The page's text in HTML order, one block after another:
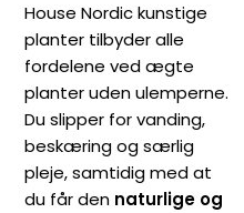
House Nordic kunstige
planter tilbyder alle
fordelene ved ægte
planter uden ulemperne.
Du slipper for vanding,
beskæring og særlig
pleje, samtidig med at
du får den naturlige og